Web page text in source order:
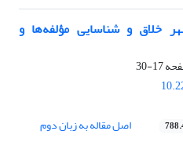
خلاق و شناسایی مؤلفه‌ها و
17-30
اصل مقاله به زبان دوم